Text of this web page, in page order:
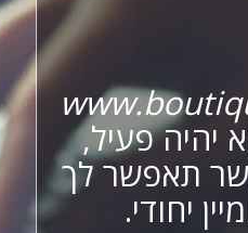
יהיה פעיל,
תאפשר לך
יחודי.